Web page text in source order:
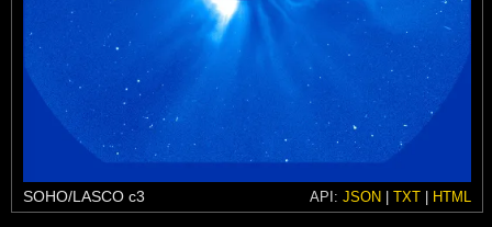
SOHO/LASCO c3 API: JSON | TXT | HTML